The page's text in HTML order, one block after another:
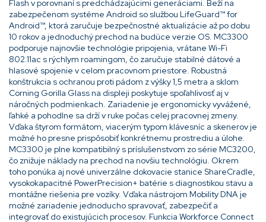
Flash v porovnaní s predchádzajúcimi generáciami. Beží na
zabezpečenom systéme Android so službou LifeGuard™ for
Android™, ktorá zaručuje bezpečnostné aktualizácie až po dobu
10 rokov a jednoduchý prechod na budúce verzie OS. MC3300
podporuje najnovšie technológie pripojenia, vrátane Wi-Fi
802.11ac s rýchlym roamingom, čo zaručuje stabilné dátové a
hlasové spojenie v celom pracovnom priestore. Robustná
konštrukcia s ochranou proti pádom z výšky 1,5 metra a sklom
Corning Gorilla Glass na displeji poskytuje spoľahlivosť aj v
náročných podmienkach. Zariadenie je ergonomicky vyvážené,
ľahké a pohodlne sa drží v ruke počas celej pracovnej zmeny.
Vďaka štyrom formátom, viacerým typom klávesníc a skenerov je
možné ho presne prispôsobiť konkrétnemu prostrediu a úlohe.
MC3300 je plne kompatibilný s príslušenstvom zo série MC3200,
čo znižuje náklady na prechod na novšiu technológiu. Okrem
toho ponúka aj nové univerzálne dokovacie stanice ShareCradle,
vysokokapacitné PowerPrecision+ batérie s diagnostikou stavu a
montážne riešenia pre vozíky. Vďaka nástrojom Mobility DNA je
možné zariadenie jednoducho spravovať, zabezpečiť a
integrovať do existujúcich procesov. Funkcia Workforce Connect